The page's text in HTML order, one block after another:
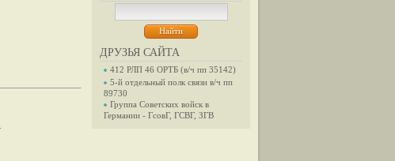
ДРУЗЬЯ САЙТА
412 РЛП 46 ОРТБ (в/ч пп 35142)
5-й отдельный полк связи в/ч пп
89730
Группа Советских войск в
Германии - ГсовГ, ГСВГ, ЗГВ